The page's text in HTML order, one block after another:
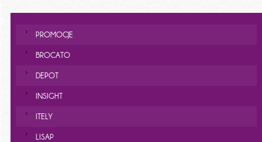
PROMOCJE
BROCATO
DEPOT
INSIGHT
ITELY
LISAP